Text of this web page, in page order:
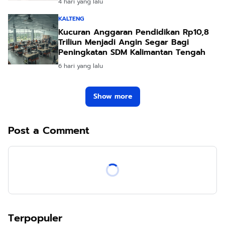
KALTENG
Kucuran Anggaran Pendidikan Rp10,8
Triliun Menjadi Angin Segar Bagi
Peningkatan SDM Kalimantan Tengah
6 hari yang lalu
Show more
Post a Comment
Terpopuler